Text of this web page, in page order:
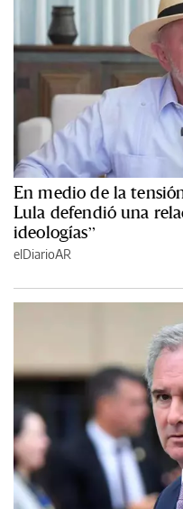
En medio de la
Lula defendió una
ideologías”
elDiarioAR